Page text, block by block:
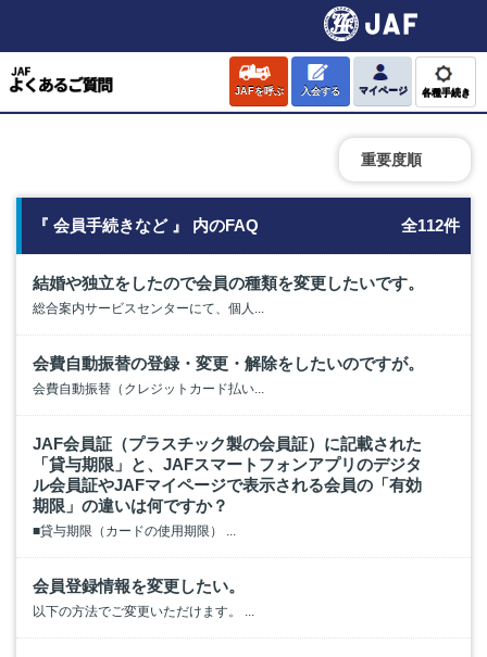
JAFを呼ぶ 入会する マイページ 各種手続き
重要度順
『 会員手続きなど 』 内のFAQ 全112件
結婚や独立をしたので会員の種類を変更したいです。
総合案内サービスセンターにて、個人...
会費自動振替の登録・変更・解除をしたいのですが。
会費自動振替（クレジットカード払い...
JAF会員証（プラスチック製の会員証）に記載された
「貸与期限」と、JAFスマートフォンアプリのデジタ
ル会員証やJAFマイページで表示される会員の「有効
期限」の違いは何ですか？
■貸与期限（カードの使用期限） ...
会員登録情報を変更したい。
以下の方法でご変更いただけます。 ...